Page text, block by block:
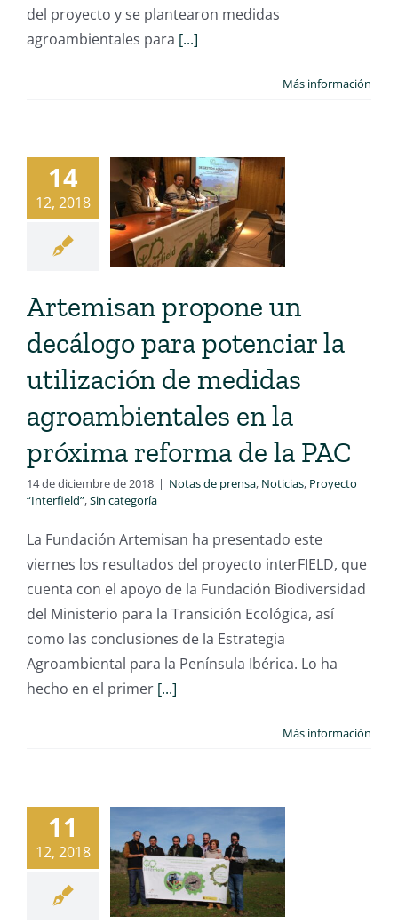
del proyecto y se plantearon medidas
agroambientales para [...]
Más información
14
12, 2018
Artemisan propone un
decálogo para potenciar la
utilización de medidas
agroambientales en la
próxima reforma de la PAC
14 de diciembre de 2018 | Notas de prensa, Noticias, Proyecto
“Interfield”,Sin categoría
La Fundación Artemisan ha presentado este
viernes los resultados del proyecto interFIELD, que
cuenta con el apoyo de la Fundación Biodiversidad
del Ministerio para la Transición Ecológica, así
como las conclusiones de la Estrategia
Agroambiental para la Península Ibérica. Lo ha
hecho en el primer [...]
Más información
11
12, 2018